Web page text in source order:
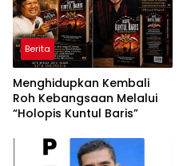
Berita
Menghidupkan Kembali
Roh Kebangsaan Melalui
“Holopis Kuntul Baris”